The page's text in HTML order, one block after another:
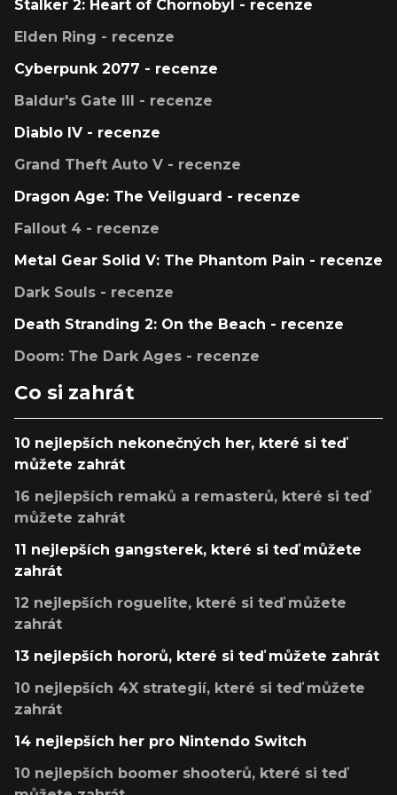
Stalker 2: Heart of Chornobyl - recenze
Elden Ring - recenze
Cyberpunk 2077 - recenze
Baldur's Gate III - recenze
Diablo IV - recenze
Grand Theft Auto V - recenze
Dragon Age: The Veilguard - recenze
Fallout 4 - recenze
Metal Gear Solid V: The Phantom Pain - recenze
Dark Souls - recenze
Death Stranding 2: On the Beach - recenze
Doom: The Dark Ages - recenze
Co si zahrát
10 nejlepších nekonečných her, které si teď
můžete zahrát
16 nejlepších remaků a remasterů, které si teď
můžete zahrát
11 nejlepších gangsterek, které si teď můžete
zahrát
12 nejlepších roguelite, které si teď můžete
zahrát
13 nejlepších hororů, které si teď můžete zahrát
10 nejlepších 4X strategií, které si teď můžete
zahrát
14 nejlepších her pro Nintendo Switch
10 nejlepších boomer shooterů, které si teď